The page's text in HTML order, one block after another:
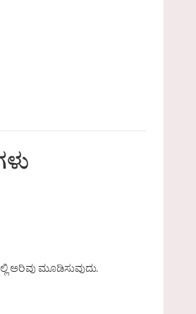
ಅರಿವು ಮೂಡಿಸುವುದು.